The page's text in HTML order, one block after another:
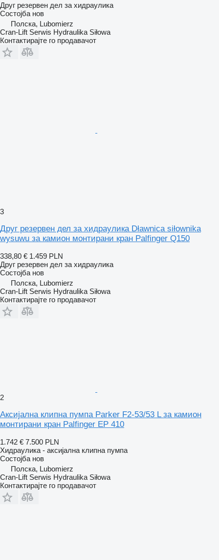
Друг резервен дел за хидраулика
Состојба нов
Полска, Lubomierz
Cran-Lift Serwis Hydraulika Siłowa
Контактирајте го продавачот
3
Друг резервен дел за хидраулика Dławnica siłownika
wysuwu за камион монтирани кран Palfinger Q150
338,80 € 1.459 PLN
Друг резервен дел за хидраулика
Состојба нов
Полска, Lubomierz
Cran-Lift Serwis Hydraulika Siłowa
Контактирајте го продавачот
2
Аксијална клипна пумпа Parker F2-53/53 L за камион
монтирани кран Palfinger EP 410
1.742 € 7.500 PLN
Хидраулика - аксијална клипна пумпа
Состојба нов
Полска, Lubomierz
Cran-Lift Serwis Hydraulika Siłowa
Контактирајте го продавачот